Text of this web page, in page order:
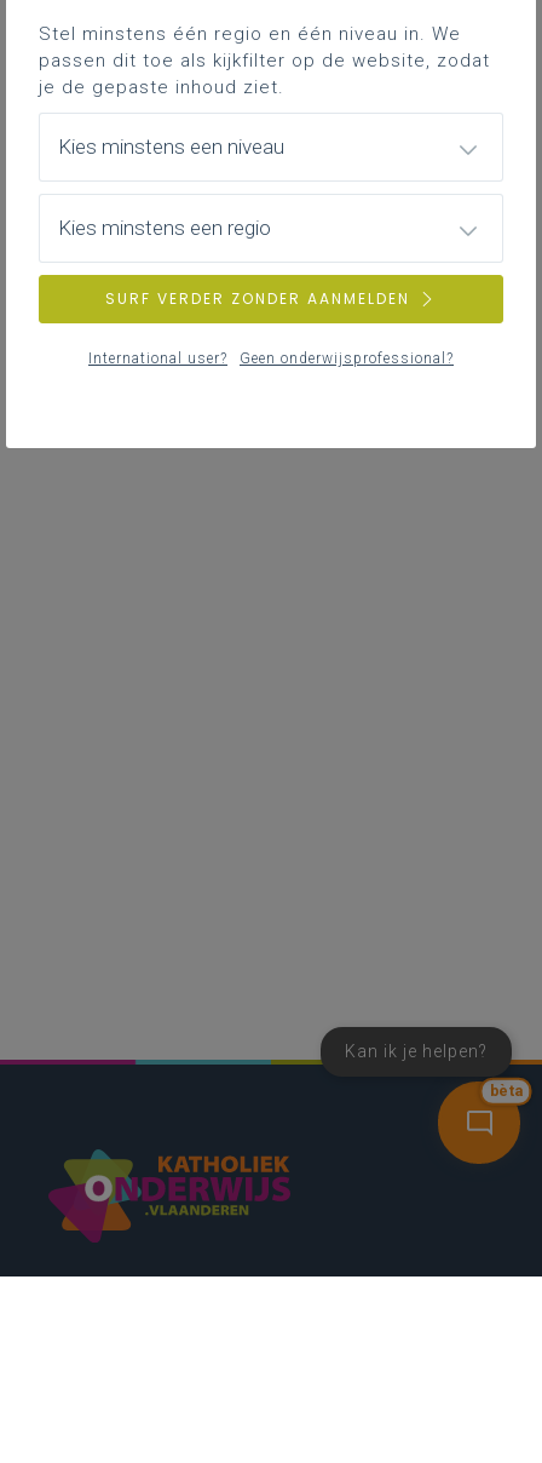
bèta
Kan ik je helpen?
Stel minstens één regio en één niveau in. We
passen dit toe als kijkfilter op de website, zodat
je de gepaste inhoud ziet.
Kies minstens een niveau
Kies minstens een regio
SURF VERDER ZONDER AANMELDEN
International user? Geen onderwijsprofessional?